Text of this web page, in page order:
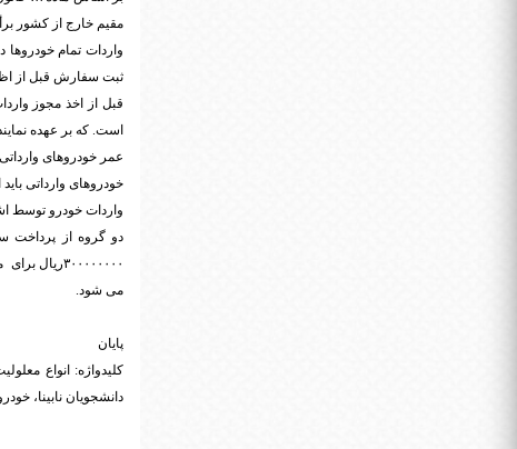
مقیم خارج از کشور
واردات تمام
ثبت سفارش قبل از
قبل از اخذ مجوز
است. که بر عهده
عمر خودروهای
خودروهای وارداتی
واردات خودرو
دو گروه از پرداخت
می شود.
پایان
کلیدواژه: انواع
دانشجویان نابینا،